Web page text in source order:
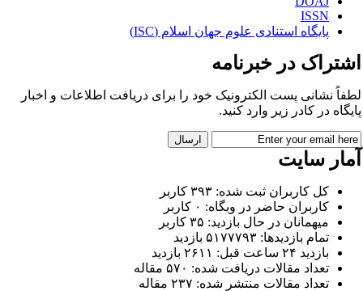
ISSN
پایگاه استنادی علوم جهان اسلام (ISC)
در خبرنامه
نشانی پست الکترونیک خود را برای دریافت اطلاعات و اخبار
در کادر زیر وارد کنید.
سایت
کل کاربران ثبت شده: ۳۹۳ کاربر
کاربران حاضر در وبگاه: ۰ کاربر
میهمانان در حال بازدید: ۳۵ کاربر
تمام بازدید‌ها: ۵۱۷۷۷۹۳ بازدید
بازدید ۲۴ ساعت قبل: ۲۶۱۱ بازدید
تعداد مقالات دریافت شده: ۵۷۰ مقاله
تعداد مقالات منتشر شده: ۲۳۷ مقاله